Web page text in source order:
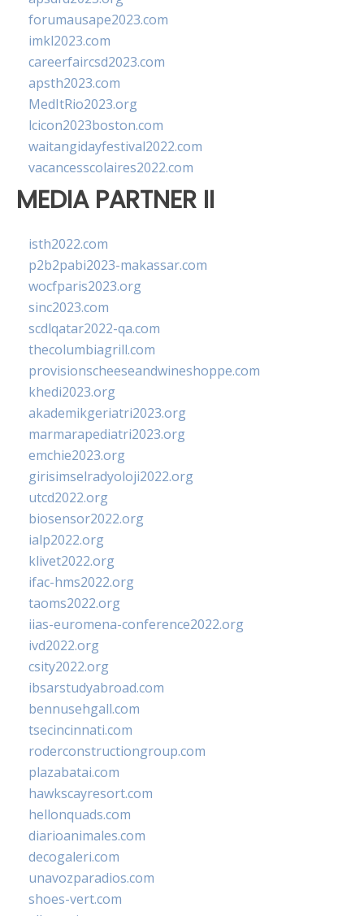
forumausape2023.com
imkl2023.com
careerfaircsd2023.com
apsth2023.com
MedItRio2023.org
lcicon2023boston.com
waitangidayfestival2022.com
vacancesscolaires2022.com
MEDIA PARTNER II
isth2022.com
p2b2pabi2023-makassar.com
wocfparis2023.org
sinc2023.com
scdlqatar2022-qa.com
thecolumbiagrill.com
provisionscheeseandwineshoppe.com
khedi2023.org
akademikgeriatri2023.org
marmarapediatri2023.org
emchie2023.org
girisimselradyoloji2022.org
utcd2022.org
biosensor2022.org
ialp2022.org
klivet2022.org
ifac-hms2022.org
taoms2022.org
iias-euromena-conference2022.org
ivd2022.org
csity2022.org
ibsarstudyabroad.com
bennusehgall.com
tsecincinnati.com
roderconstructiongroup.com
plazabatai.com
hawkscayresort.com
hellonquads.com
diarioanimales.com
decogaleri.com
unavozparadios.com
shoes-vert.com